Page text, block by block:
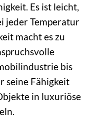
Es ist leicht,
jeder Temperatur
macht es zu
bis
seine Fähigkeit
in luxuriöse